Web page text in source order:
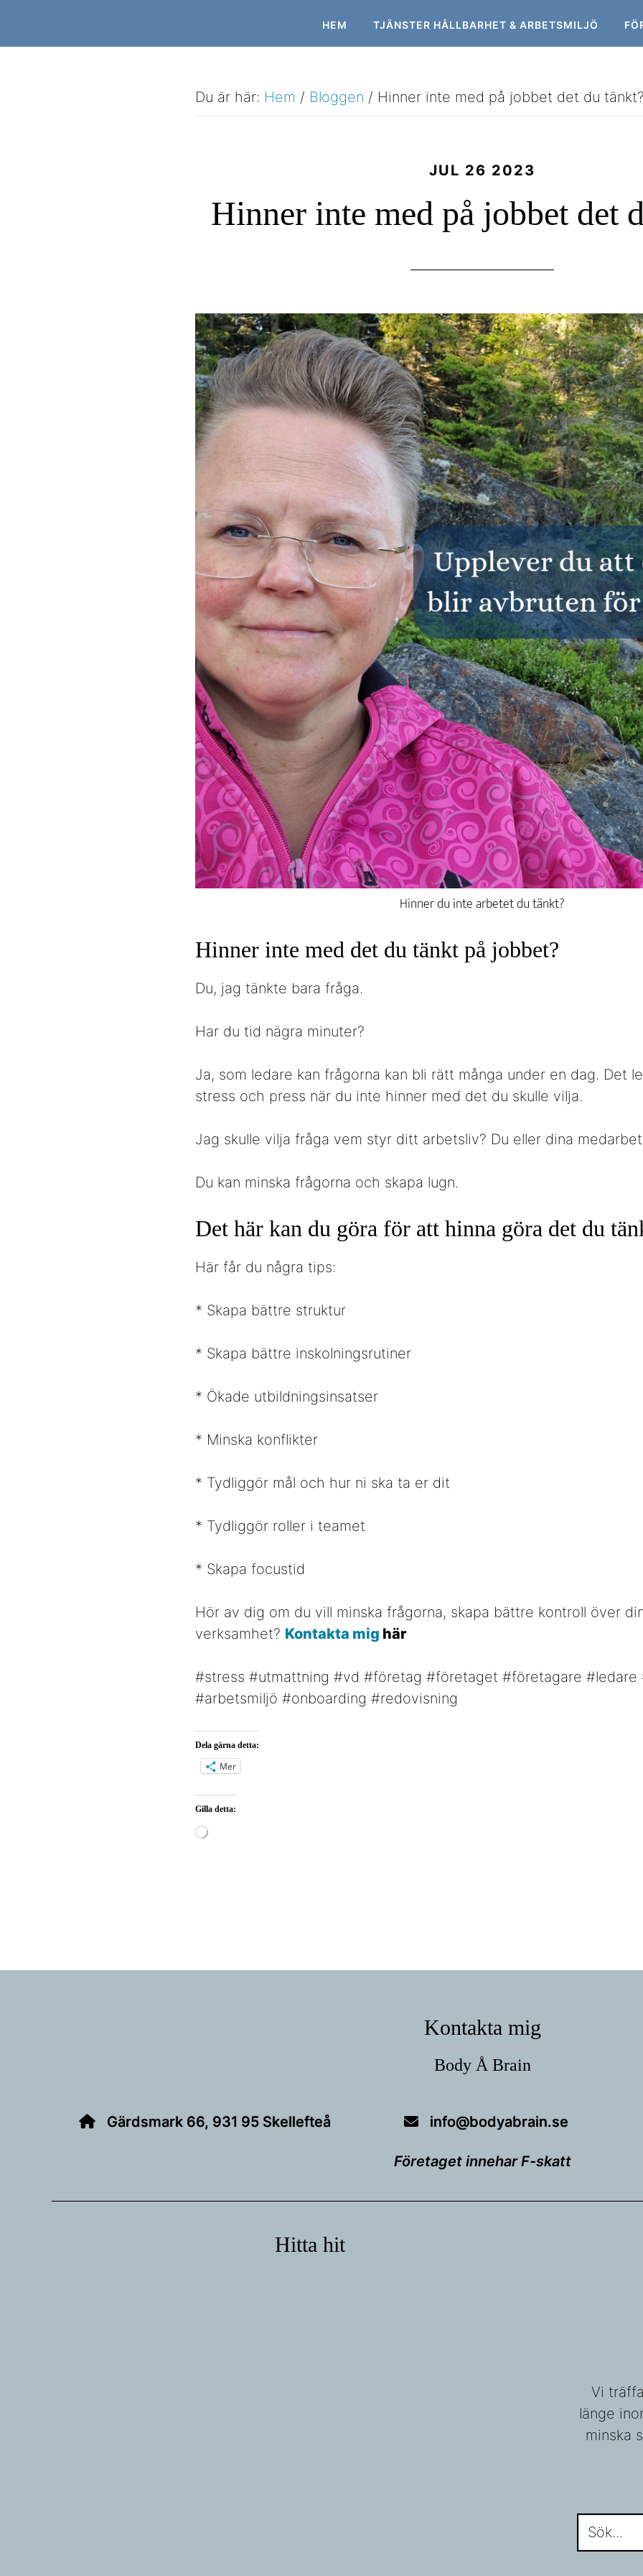
HEM TJÄNSTER HÅLLBARHET & ARBETSMILJÖ
Du är här: Hem / Bloggen / Hinner inte med på jobbet det du tänkt?
JUL 26 2023
Hinner inte med på jobbet det
Hinner du inte arbetet du tänkt?
Hinner inte med det du tänkt på jobbet?
Du, jag tänkte bara fråga.
Har du tid nägra minuter?
Ja, som ledare kan frågorna kan bli rätt många under en dag. Det
stress och press när du inte hinner med det du skulle vilja.
Jag skulle vilja fråga vem styr ditt arbetsliv? Du eller dina
Du kan minska frågorna och skapa lugn.
Det här kan du göra för att hinna göra det du
Här får du några tips:
* Skapa bättre struktur
* Skapa bättre inskolningsrutiner
* Ökade utbildningsinsatser
* Minska konflikter
* Tydliggör mål och hur ni ska ta er dit
* Tydliggör roller i teamet
* Skapa focustid
Hör av dig om du vill minska frågorna, skapa bättre kontroll över
verksamhet? Kontakta mig här
#stress #utmattning #vd #företag #företaget #företagare #ledare
#arbetsmiljö #onboarding #redovisning
Dela gärna detta:
Mer
Gilla detta:
Laddar
Kontakta mig
Body Å Brain
Gärdsmark 66, 931 95 Skellefteå info@bodyabrain.se
Företaget innehar F-skatt
Hitta hit
Vi
länge
minska
Sök...